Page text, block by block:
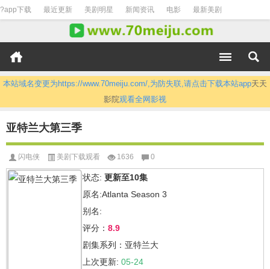
?app下载 最近更新 美剧明星 新闻资讯 电影 最新美剧
本站域名变更为https://www.70meiju.com/,为防失联,请点击下载本站app天天
影院观看全网影视
亚特兰大第三季
闪电侠 美剧下载观看 1636 0
状态: 更新至10集
原名:Atlanta Season 3
别名:
评分： 8.9
剧集系列：亚特兰大
上次更新: 05-24